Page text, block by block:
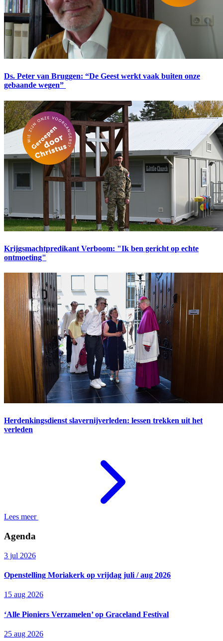
Ds. Peter van Bruggen: “De Geest werkt vaak buiten onze
gebaande wegen”
Krijgsmachtpredikant Verboom: "Ik ben gericht op echte
ontmoeting"
Herdenkingsdienst slavernijverleden: lessen trekken uit het
verleden
Lees meer
Agenda
3 jul 2026
Openstelling Moriakerk op vrijdag juli / aug 2026
15 aug 2026
‘Alle Pioniers Verzamelen’ op Graceland Festival
25 aug 2026